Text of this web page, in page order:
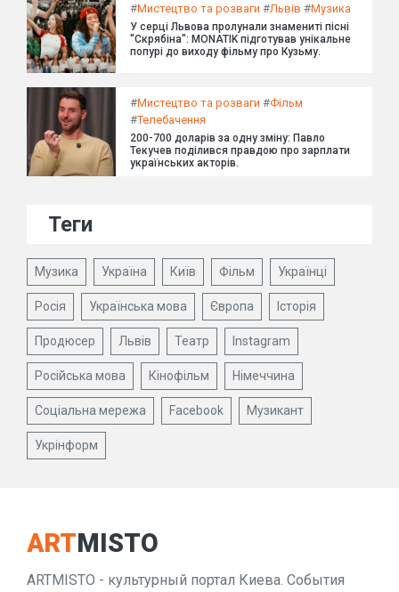
#Мистецтво та розваги #Львів #Музика
У серці Львова пролунали знамениті пісні
"Скрябіна": MONATIK підготував унікальне
попурі до виходу фільму про Кузьму.
#Мистецтво та розваги #Фільм
#Телебачення
200-700 доларів за одну зміну: Павло
Текучев поділився правдою про зарплати
українських акторів.
Теги
Музика Україна Київ Фільм Українці
Росія Українська мова Європа Історія
Продюсер Львів Театр Instagram
Російська мова Кінофільм Німеччина
Соціальна мережа Facebook Музикант
Укрінформ
ARTMISTO
ARTMISTO - культурный портал Киева. События